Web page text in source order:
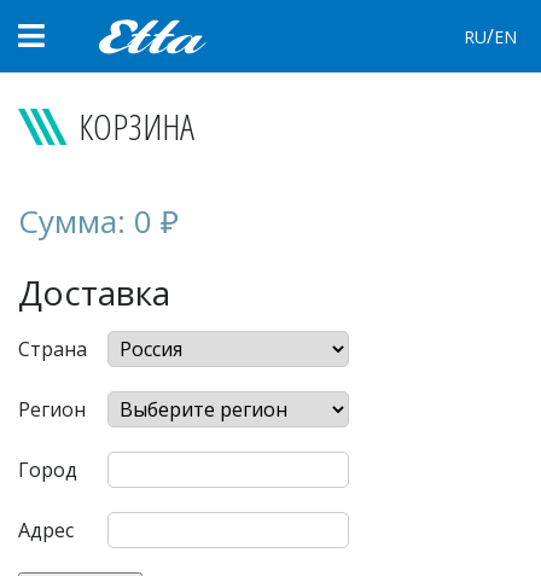
RU/EN
КОРЗИНА
Сумма: 0 ₽
Доставка
Страна
Регион
Город
Адрес